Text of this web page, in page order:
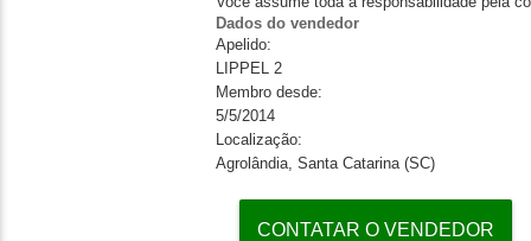
Dados do vendedor
Apelido:
LIPPEL 2
Membro desde:
5/5/2014
Localização:
Agrolândia, Santa Catarina (SC)
CONTATAR O VENDEDOR